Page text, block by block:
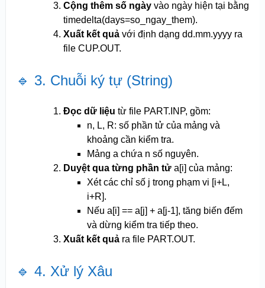
Cộng thêm số ngàyvào ngày hiện tại bằng
timedelta(days=so_ngay_them).
Xuất kết quảvới định dạng dd.mm.yyyy ra
file CUP.OUT.
🔹 3. Chuỗi ký tự (String)
Đọc dữ liệu từ file PART.INP, gồm:
n, L, R: số phần tử của mảng và
khoảng cần kiểm tra.
Mảng a chứa n số nguyên.
Duyệt qua từng phần tửa[i] của mảng:
Xét các chỉ số j trong phạm vi [i+L,
i+R].
Nếu a[i] == a[j] + a[j-1], tăng biến đếm
và dừng kiểm tra tiếp theo.
Xuất kết quảra file PART.OUT.
🔹 4. Xử lý Xâu